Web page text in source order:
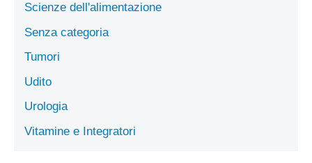
Scienze dell'alimentazione
Senza categoria
Tumori
Udito
Urologia
Vitamine e Integratori